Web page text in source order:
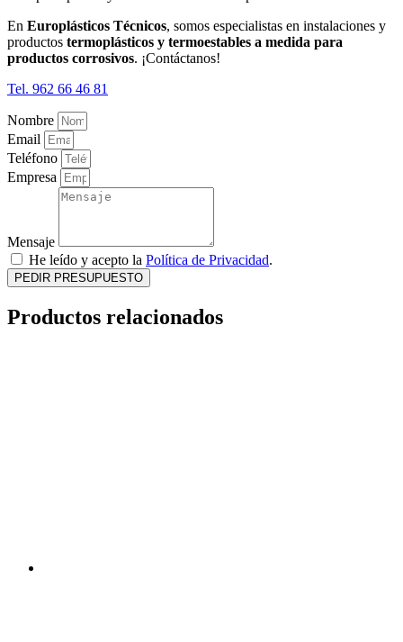
En Europlásticos Técnicos, somos especialistas en instalaciones y
productos termoplásticos y termoestables a medida para
productos corrosivos. ¡Contáctanos!
Tel. 962 66 46 81
Nombre
Email
Teléfono
Empresa
Mensaje
He leído y acepto la Política de Privacidad.
PEDIR PRESUPUESTO
Productos relacionados